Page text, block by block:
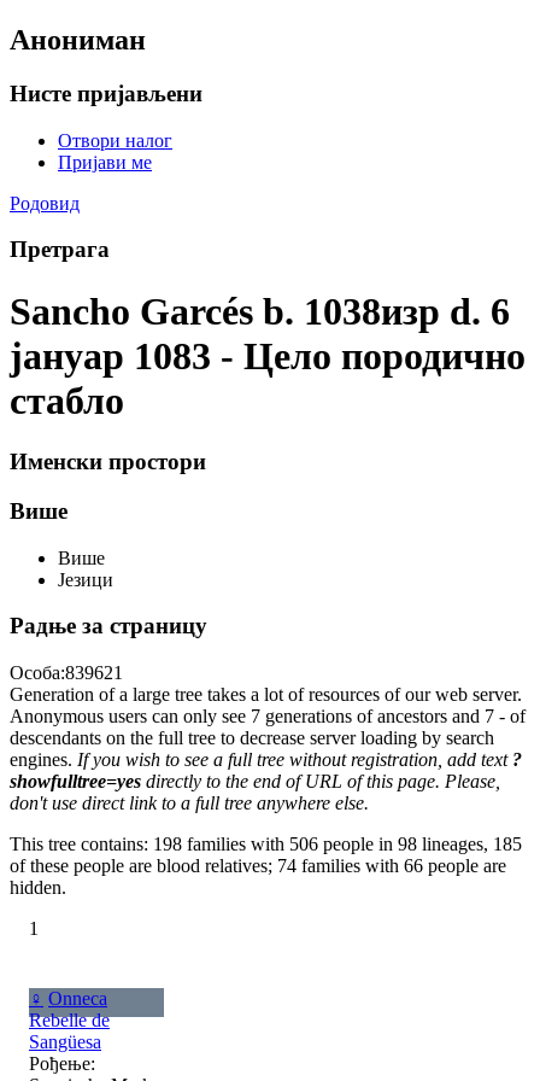
Анониман
Нисте пријављени
Отвори налог
Пријави ме
Родовид
Претрага
Sancho Garcés b. 1038изр d. 6
јануар 1083 - Цело породично
стабло
Именски простори
Више
Више
Језици
Радње за страницу
Особа:839621
Generation of a large tree takes a lot of resources of our web server.
Anonymous users can only see 7 generations of ancestors and 7 - of
descendants on the full tree to decrease server loading by search
engines. If you wish to see a full tree without registration, add text ?
showfulltree=yes directly to the end of URL of this page. Please,
don't use direct link to a full tree anywhere else.
This tree contains: 198 families with 506 people in 98 lineages, 185
of these people are blood relatives; 74 families with 66 people are
hidden.
1
♀ Onneca
Rebelle de
Sangüesa
Рођење: